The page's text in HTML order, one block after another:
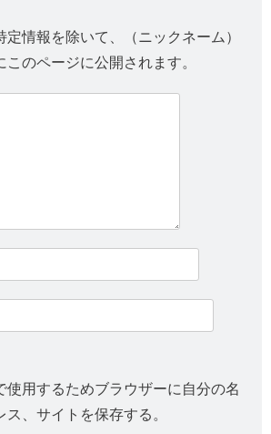
情報を除いて、（ニックネーム）
のページに公開されます。
使用するためブラウザーに自分の名
、サイトを保存する。